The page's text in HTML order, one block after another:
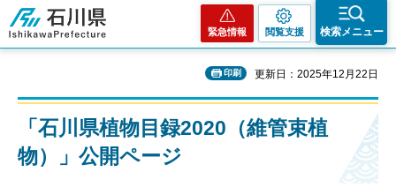
石川県
緊急情報 閲覧支援 検索メニュー
印刷 更新日：2025年12月22日
「石川県植物目録2020（維管束植
物）」公開ページ